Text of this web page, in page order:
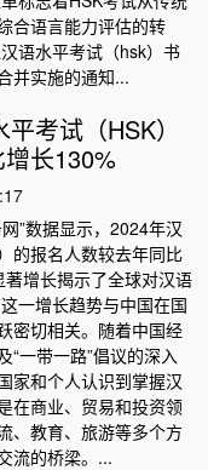
合语言能力评估的转
语水平考试（hsk）书
并实施的通知...
考试（HSK）
长130%
”数据显示，2024年汉
的报名人数较去年同比
增长揭示了全球对汉语
一增长趋势与中国在国
密切相关。随着中国经
“一带一路”倡议的深入
家和个人认识到掌握汉
在商业、贸易和投资领
、教育、旅游等多个方
流的桥梁。...